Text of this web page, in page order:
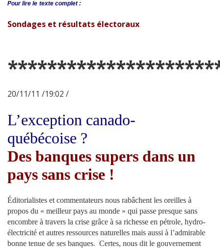
Pour lire le texte complet :
Sondages et résultats électoraux
20/11/11 /19:02 /
L’exception canado-
québécoise ?
Des banques supers dans un
pays sans crise !
Éditorialistes et commentateurs nous rabâchent les oreilles à
propos du « meilleur pays au monde » qui passe presque sans
encombre à travers la crise grâce à sa richesse en pétrole, hydro-
électricité et autres ressources naturelles mais aussi à l’admirable
bonne tenue de ses banques. Certes, nous dit le gouvernement